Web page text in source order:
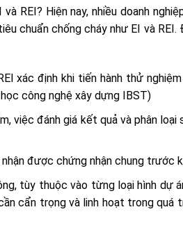
REI? Hiện nay, nhiều doanh
chuẩn chống cháy như EI và
xác định khi tiến hành thử
công nghệ xây dựng IBST)
việc đánh giá kết quả và phân
được chứng nhận chung
tùy thuộc vào từng loại hình dự
cẩn trọng và linh hoạt trong